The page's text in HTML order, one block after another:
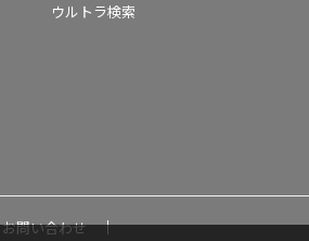
ウルトラ検索
お問い合わせ